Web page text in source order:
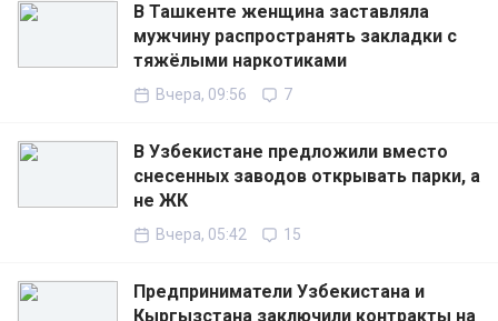
В Ташкенте женщина заставляла
мужчину распространять закладки с
тяжёлыми наркотиками
Вчера, 09:56 7
В Узбекистане предложили вместо
снесенных заводов открывать парки, а
не ЖК
Вчера, 05:42 15
Предприниматели Узбекистана и
Кыргызстана заключили контракты на